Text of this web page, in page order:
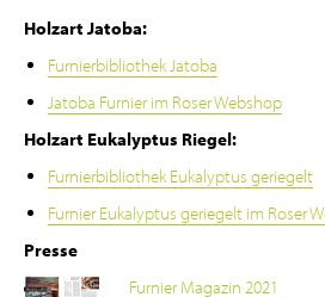
Holzart Jatoba:
Furnierbibliothek Jatoba
Jatoba Furnier im Roser Webshop
Holzart Eukalyptus Riegel:
Furnierbibliothek Eukalyptus geriegelt
Furnier Eukalyptus geriegelt im Roser
Presse
Furnier Magazin 2021